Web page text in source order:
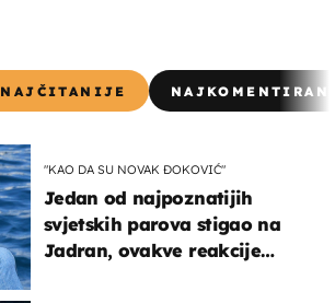
NAJČITANIJE
"KAO DA SU NOVAK ĐOKOVIĆ"
Jedan od najpoznatijih
svjetskih parova stigao na
Jadran, ovakve reakcije